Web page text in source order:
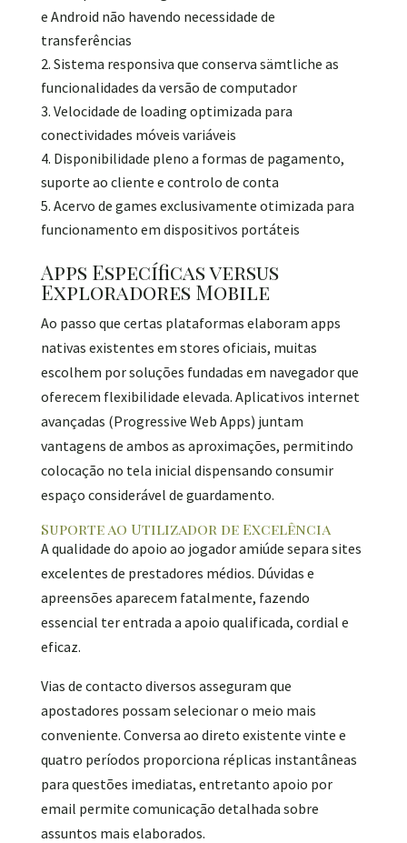
e Android não havendo necessidade de
transferências
Sistema responsiva que conserva sämtliche as
funcionalidades da versão de computador
Velocidade de loading optimizada para
conectividades móveis variáveis
Disponibilidade pleno a formas de pagamento,
suporte ao cliente e controlo de conta
Acervo de games exclusivamente otimizada para
funcionamento em dispositivos portáteis
Apps Específicas versus
Exploradores Mobile
Ao passo que certas plataformas elaboram apps
nativas existentes em stores oficiais, muitas
escolhem por soluções fundadas em navegador que
oferecem flexibilidade elevada. Aplicativos internet
avançadas (Progressive Web Apps) juntam
vantagens de ambos as aproximações, permitindo
colocação no tela inicial dispensando consumir
espaço considerável de guardamento.
Suporte ao Utilizador de Excelência
A qualidade do apoio ao jogador amiúde separa sites
excelentes de prestadores médios. Dúvidas e
apreensões aparecem fatalmente, fazendo
essencial ter entrada a apoio qualificada, cordial e
eficaz.
Vias de contacto diversos asseguram que
apostadores possam selecionar o meio mais
conveniente. Conversa ao direto existente vinte e
quatro períodos proporciona réplicas instantâneas
para questões imediatas, entretanto apoio por
email permite comunicação detalhada sobre
assuntos mais elaborados.